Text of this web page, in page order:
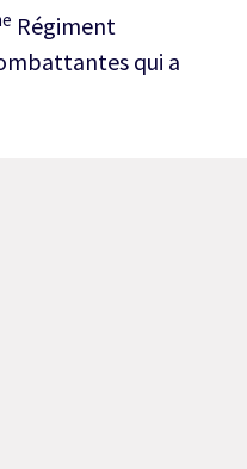
Régiment
qui a